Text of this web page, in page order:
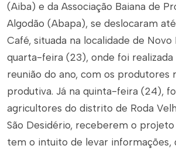
(Aiba) e da Associação Baiana de
Algodão (Abapa), se deslocaram
Café, situada na localidade de
quarta-feira (23), onde foi
reunião do ano, com os produtores
produtiva. Já na quinta-feira (24),
agricultores do distrito de Roda
São Desidério, receberem o
tem o intuito de levar informações,